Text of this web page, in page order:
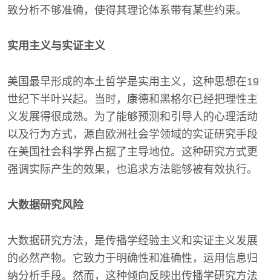
致分析不够准确，使得其理论体系带有某些约束。
实用主义与实证主义
美国最早形成的本土哲学是实用主义，这种思想在19
世纪下半叶兴起。当时，康德和黑格尔已经把理性主
义发展得很成熟。为了能够预测和引导人的心理活动
以及行为方式，源自欧洲社会学领域的实证研究手段
在美国社会科学界占据了主导地位。这种研究方式更
强调实际产生的效果，也追求方法能够被有效执行。
大数据研究风险
大数据研究方法，是传播学经验主义和实证主义发展
的必然产物。它致力于明确性和准确性，运用信息归
纳分析手段。然而，这种倾向反映出传播学研究方法